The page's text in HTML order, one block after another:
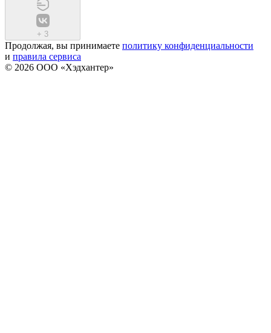
+ 3
Продолжая, вы принимаете политику конфиденциальности
и правила сервиса
© 2026 ООО «Хэдхантер»